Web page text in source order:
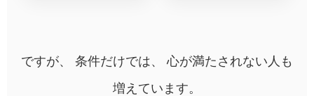
ですが、 条件だけでは、 心が満たされない人も
増えています。